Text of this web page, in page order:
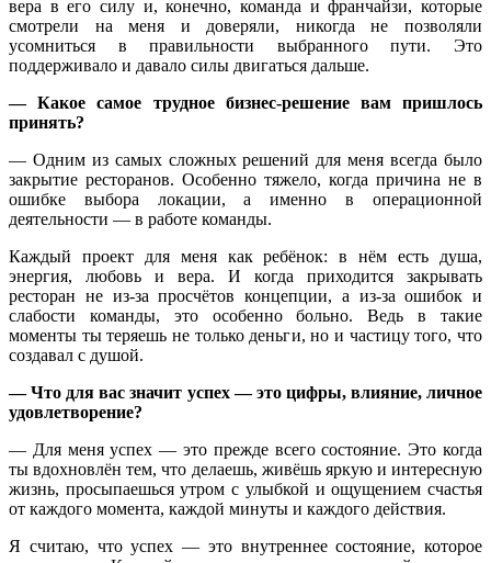
вера в его силу и, конечно, команда и франчайзи, которые
смотрели на меня и доверяли, никогда не позволяли
усомниться в правильности выбранного пути. Это
поддерживало и давало силы двигаться дальше.
— Какое самое трудное бизнес-решение вам пришлось
принять?
— Одним из самых сложных решений для меня всегда было
закрытие ресторанов. Особенно тяжело, когда причина не в
ошибке выбора локации, а именно в операционной
деятельности — в работе команды.
Каждый проект для меня как ребёнок: в нём есть душа,
энергия, любовь и вера. И когда приходится закрывать
ресторан не из-за просчётов концепции, а из-за ошибок и
слабости команды, это особенно больно. Ведь в такие
моменты ты теряешь не только деньги, но и частицу того, что
создавал с душой.
— Что для вас значит успех — это цифры, влияние, личное
удовлетворение?
— Для меня успех — это прежде всего состояние. Это когда
ты вдохновлён тем, что делаешь, живёшь яркую и интересную
жизнь, просыпаешься утром с улыбкой и ощущением счастья
от каждого момента, каждой минуты и каждого действия.
Я считаю, что успех — это внутреннее состояние, которое